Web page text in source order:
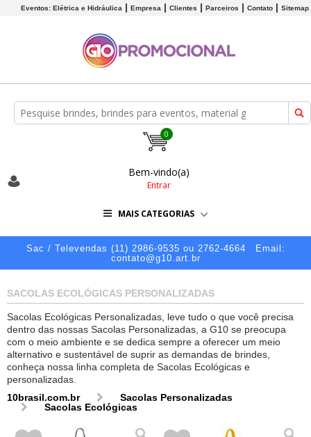
Eventos: Elétrica e Hidráulica Empresa Clientes Parceiros Contato Sitemap
0
Bem-vindo(a)
Entrar
MAIS CATEGORIAS
Sac / Televendas (11) 2986-9535 ou 2762-4664
Email:
contato@g10.art.br
SACOLAS ECOLÓGICAS PERSONALIZADAS
Sacolas Ecológicas Personalizadas, leve tudo o que você precisa
dentro das nossas Sacolas Personalizadas, a G10 se preocupa
com o meio ambiente e se dedica sempre a oferecer um meio
alternativo e sustentável de suprir as demandas de brindes,
conheça nossa linha completa de Sacolas Ecológicas e
personalizadas.
10brasil.com.br
Sacolas Personalizadas
Sacolas Ecológicas